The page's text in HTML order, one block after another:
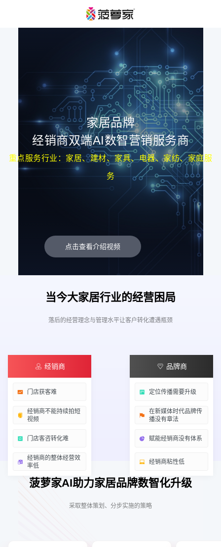
家居品牌
经销商双端AI数智营销服务商
重点服务行业：家居、建材、家具、电器、家纺、家庭服
务
点击查看介绍视频
当今大家居行业的经营困局
落后的经营理念与管理水平让客户转化遭遇瓶颈
经销商
门店获客难
经销商不能持续拍短
视频
门店客咨转化难
经销商的整体经营效
率低
品牌商
定位传播需要升级
在新媒体时代品牌传
播没有章法
赋能经销商没有体系
经销商粘性低
菠萝家AI助力家居品牌数智化升级
采取整体策划、分步实施的策略